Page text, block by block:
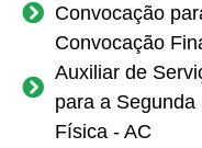
Convocação
Convocação
Auxiliar de
para a
Física - AC